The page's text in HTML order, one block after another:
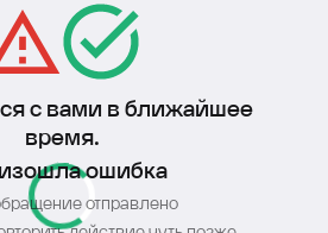
с вами в ближайшее
время.
ошибка
отправлено